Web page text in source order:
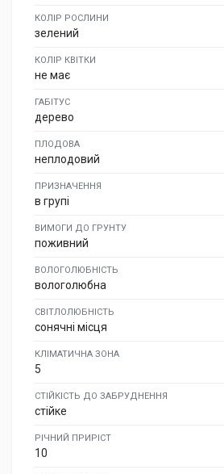
КОЛІР РОСЛИНИ
зелений
КОЛІР КВІТКИ
не має
ГАБІТУС
дерево
ПЛОДОВА
неплодовий
ПРИЗНАЧЕННЯ
в групі
ВИМОГИ ДО ГРУНТУ
поживний
ВОЛОГОЛЮБНІСТЬ
вологолюбна
СВІТЛОЛЮБНІСТЬ
сонячні місця
КЛІМАТИЧНА ЗОНА
5
СТІЙКІСТЬ ДО ЗАБРУДНЕННЯ
стійке
РІЧНИЙ ПРИРІСТ
10